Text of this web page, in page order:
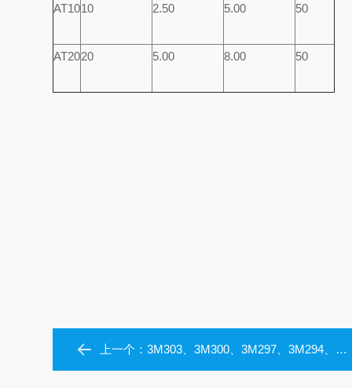
AT1010 2.50 5.00 50
AT2020 5.00 8.00 50
上一个：3M303、3M300、3M297、3M294、3M291、3M288、3M285进口美国盖茨同步带